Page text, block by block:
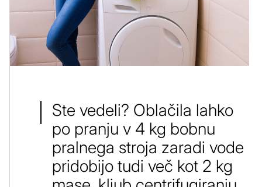
Ste vedeli? Oblačila lahko
po pranju v 4 kg bobnu
pralnega stroja zaradi vode
pridobijo tudi več kot 2 kg